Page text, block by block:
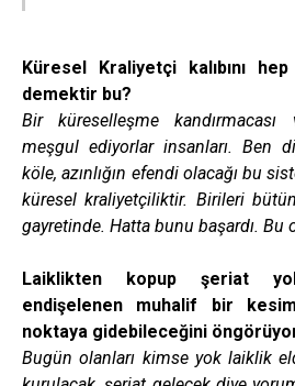
Küresel Kraliyetçi kalıbını
demektir bu?
Bir küreselleşme kandırmacası
meşgul ediyorlar insanları. Ben
köle, azınlığın efendi olacağı bu
küresel kraliyetçiliktir. Birileri
gayretinde. Hatta bunu başardı. Bu
Laiklikten kopup şeriat
endişelenen muhalif bir
noktaya gidebileceğini
Bugün olanları kimse yok laiklik